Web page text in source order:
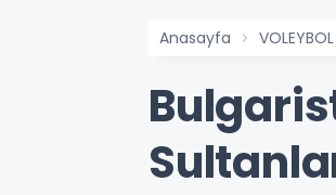
Anasayfa VOLEYBOL